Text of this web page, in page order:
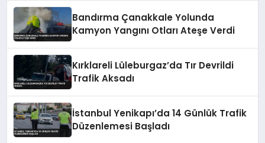
Bandırma Çanakkale Yolunda
Kamyon Yangını Otları Ateşe Verdi
Kırklareli Lüleburgaz’da Tır Devrildi
Trafik Aksadı
İstanbul Yenikapı’da 14 Günlük Trafik
Düzenlemesi Başladı